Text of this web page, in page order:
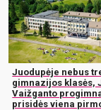
Juodupėje nebus
gimnazijos klasės,
Vaižganto
prisidės viena